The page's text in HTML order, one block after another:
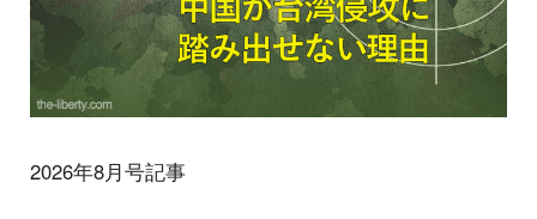
2026年8月号記事